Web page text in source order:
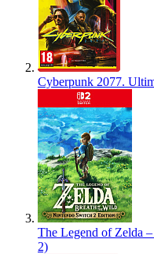
Cyberpunk 2077.
The Legend of Zelda
2)